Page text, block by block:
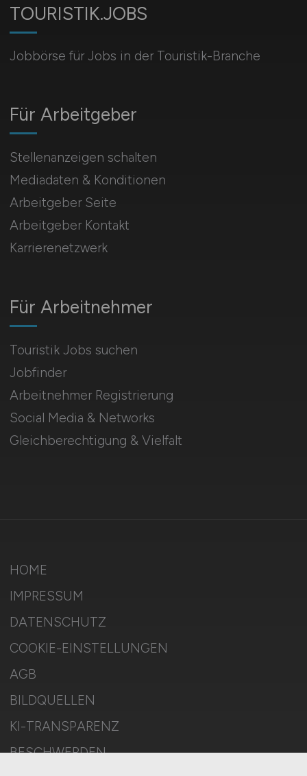
TOURISTIK.JOBS
Jobbörse für Jobs in der Touristik-Branche
Für Arbeitnehmer
Touristik Jobs suchen
Jobfinder
Arbeitnehmer Registrierung
Social Media & Networks
Gleichberechtigung & Vielfalt
Für Arbeitgeber
Stellenanzeigen schalten
Mediadaten & Konditionen
Arbeitgeber Seite
Arbeitgeber Kontakt
Karrierenetzwerk
HOME
IMPRESSUM
DATENSCHUTZ
COOKIE-EINSTELLUNGEN
AGB
BILDQUELLEN
KI-TRANSPARENZ
BESCHWERDEN